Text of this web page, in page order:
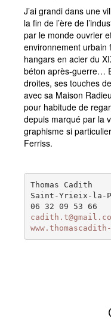
J’ai grandi dans une
la fin de l’ère de
par le monde ouvrier
environnement urbain
hangars en acier du
béton après-guerre…
droites, ses touches
avec sa Maison
pour habitude de
depuis marqué par la
graphisme si
Ferriss.
Thomas Cadith
Saint-Yrieix-la-
06 32 09 53 66